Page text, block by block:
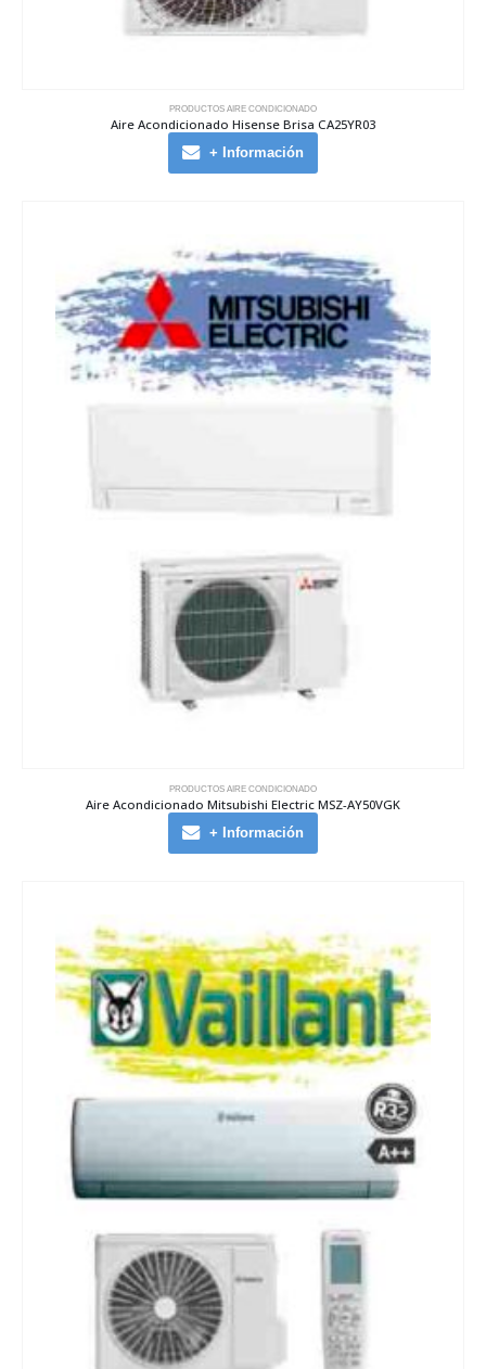
PRODUCTOS AIRE CONDICIONADO
Aire Acondicionado Hisense Brisa CA25YR03
+ Información
PRODUCTOS AIRE CONDICIONADO
Aire Acondicionado Mitsubishi Electric MSZ-AY50VGK
+ Información